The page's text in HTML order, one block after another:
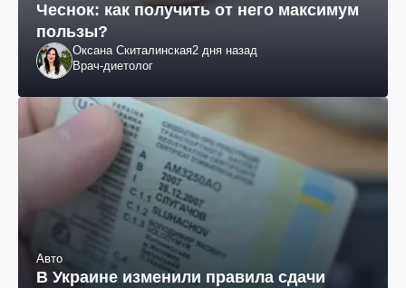
Чеснок: как получить от него максимум
пользы?
Оксана Скиталинская2 дня назад
Врач-диетолог
Авто
В Украине изменили правила сдачи